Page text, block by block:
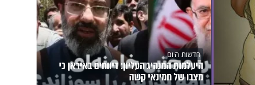
חדשות היום
היעלמות המנהיג העליון: דיווחים באיראן כי
מצבו של חמינאי קשה